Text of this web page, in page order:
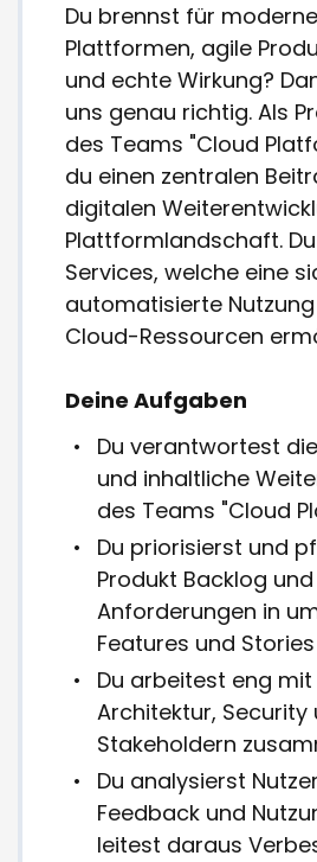
Du brennst für
Plattformen, agile
und echte Wirkung?
uns genau richtig. Als
des Teams "Cloud
du einen zentralen
digitalen
Plattformlandschaft.
Services, welche eine
automatisierte
Cloud-Ressourcen
Deine Aufgaben
Du verantwortest
und inhaltliche
des Teams "Cloud
Du priorisierst und
Produkt Backlog
Anforderungen in
Features und Stories
Du arbeitest eng mit
Architektur, Security
Stakeholdern
Du analysierst
Feedback und
leitest daraus